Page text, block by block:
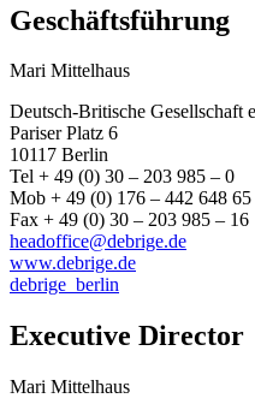
Geschäftsführung
Mari Mittelhaus
Deutsch-Britische Gesellschaft
Pariser Platz 6
10117 Berlin
Tel + 49 (0) 30 – 203 985 – 0
Mob + 49 (0) 176 – 442 648 65
Fax + 49 (0) 30 – 203 985 – 16
headoffice@debrige.de
www.debrige.de
debrige_berlin
Executive Director
Mari Mittelhaus